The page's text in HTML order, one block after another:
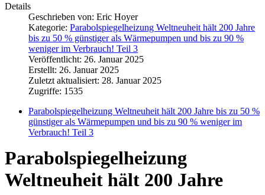
Details
Geschrieben von: Eric Hoyer
Kategorie: Parabolspiegelheizung Weltneuheit hält 200 Jahre
bis zu 50 % günstiger als Wärmepumpen und bis zu 90 %
weniger im Verbrauch! Teil 3
Veröffentlicht: 26. Januar 2025
Erstellt: 26. Januar 2025
Zuletzt aktualisiert: 28. Januar 2025
Zugriffe: 1535
Parabolspiegelheizung Weltneuheit hält 200 Jahre bis zu 50 %
günstiger als Wärmepumpen und bis zu 90 % weniger im
Verbrauch! Teil 3
Parabolspiegelheizung
Weltneuheit hält 200 Jahre